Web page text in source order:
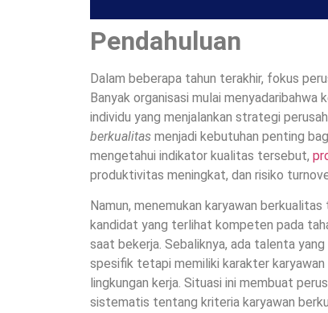
Pendahuluan
Dalam beberapa tahun terakhir, fokus
Banyak organisasi mulai
individu yang menjalankan strategi
berkualitas menjadi kebutuhan penting
mengetahui indikator kualitas tersebut,
produktivitas meningkat, dan risiko
Namun, menemukan karyawan
kandidat yang terlihat kompeten pada
saat bekerja. Sebaliknya, ada talenta
spesifik tetapi memiliki karakter
lingkungan kerja. Situasi ini membuat
sistematis tentang kriteria karyawan